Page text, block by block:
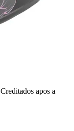
Creditados apos a